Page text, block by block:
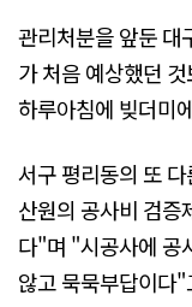
관리처분을 앞둔 대
가 처음 예상했던
하루아침에 빚더미
서구 평리동의 또
산원의 공사비 검증
다"며 "시공사에 공
않고 묵묵부답이다